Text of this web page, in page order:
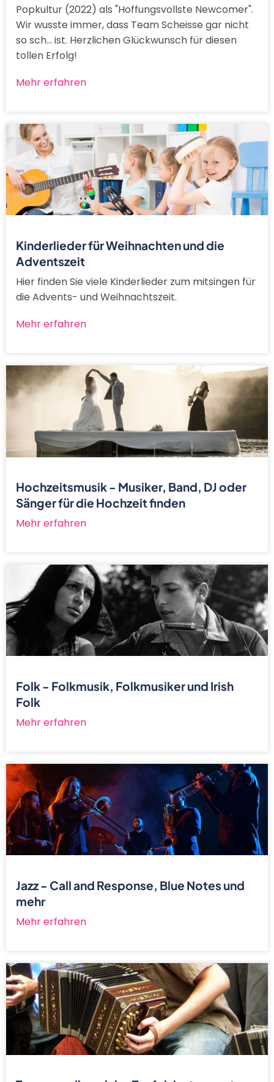
Popkultur (2022) als "Hoffungsvollste Newcomer".
Wir wusste immer, dass Team Scheisse gar nicht
so sch... ist. Herzlichen Glückwunsch für diesen
tollen Erfolg!
Mehr erfahren
Kinderlieder für Weihnachten und die
Adventszeit
Hier finden Sie viele Kinderlieder zum mitsingen für
die Advents- und Weihnachtszeit.
Mehr erfahren
Hochzeitsmusik - Musiker, Band, DJ oder
Sänger für die Hochzeit finden
Mehr erfahren
Folk - Folkmusik, Folkmusiker und Irish
Folk
Mehr erfahren
Jazz - Call and Response, Blue Notes und
mehr
Mehr erfahren